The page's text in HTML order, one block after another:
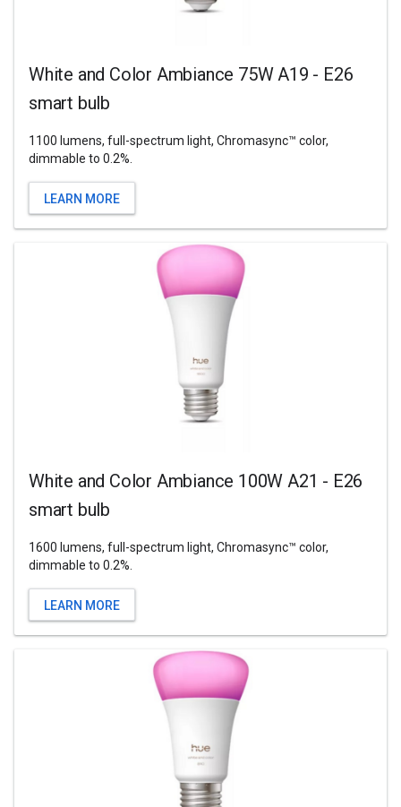
White and Color Ambiance 75W A19 - E26
smart bulb
1100 lumens, full-spectrum light, Chromasync™ color,
dimmable to 0.2%.
LEARN MORE
White and Color Ambiance 100W A21 - E26
smart bulb
1600 lumens, full-spectrum light, Chromasync™ color,
dimmable to 0.2%.
LEARN MORE